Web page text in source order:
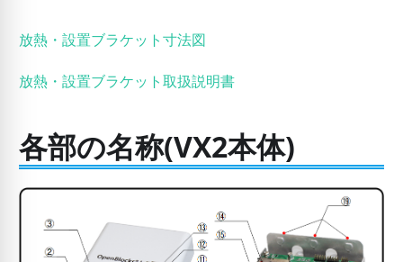
放熱・設置ブラケット寸法図
放熱・設置ブラケット取扱説明書
各部の名称(VX2本体)